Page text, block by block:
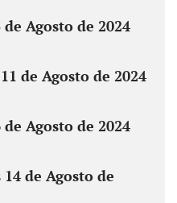
Agosto de 2024
de Agosto de 2024
Agosto de 2024
de Agosto de